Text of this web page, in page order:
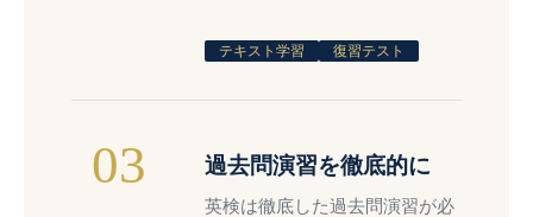
テキスト学習 復習テスト
03 過去問演習を徹底的に
英検は徹底した過去問演習が必